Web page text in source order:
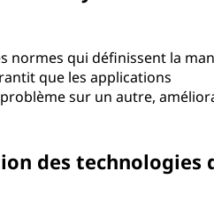
normes qui définissent la
que les applications
sur un autre,
des technologies